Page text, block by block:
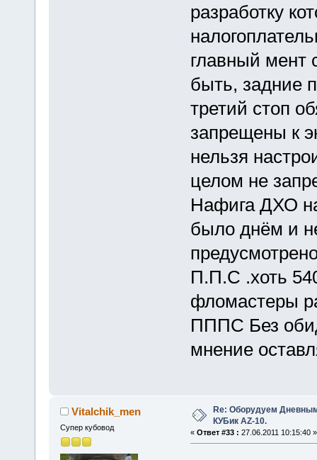
разработку
главный мент
быть, задние
третий стоп
запрещены к
нельзя
целом не
Нафига ДХО
было днём и
П.П.С .хоть
фломастеры
ПППС Без
мнение
Vitalchik_men
Супер кубовод
Re: Оборудуем
КУБик AZ-10.
« Ответ #33 : 27.06.2011 10:15:40 »